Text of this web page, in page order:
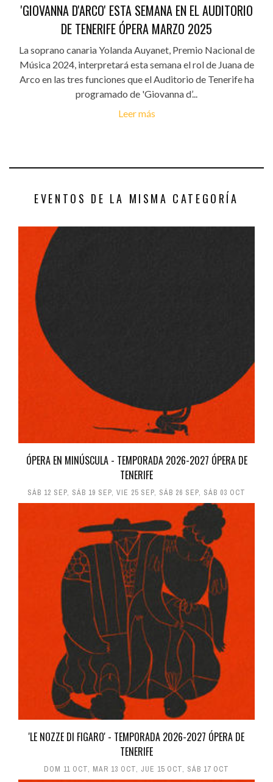
'GIOVANNA D'ARCO' ESTA SEMANA EN EL AUDITORIO
DE TENERIFE ÓPERA MARZO 2025
La soprano canaria Yolanda Auyanet, Premio Nacional de
Música 2024, interpretará esta semana el rol de Juana de
Arco en las tres funciones que el Auditorio de Tenerife ha
programado de 'Giovanna d’...
Leer más
EVENTOS DE LA MISMA CATEGORÍA
ÓPERA EN MINÚSCULA - TEMPORADA 2026-2027 ÓPERA DE
TENERIFE
SÁB 12 SEP, SÁB 19 SEP, VIE 25 SEP, SÁB 26 SEP, SÁB 03 OCT
'LE NOZZE DI FIGARO' - TEMPORADA 2026-2027 ÓPERA DE
TENERIFE
DOM 11 OCT, MAR 13 OCT, JUE 15 OCT, SÁB 17 OCT